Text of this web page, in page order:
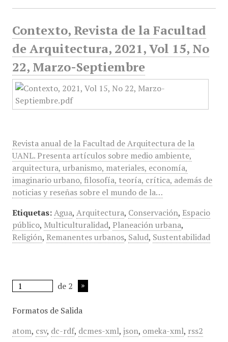
Contexto, Revista de la Facultad
de Arquitectura, 2021, Vol 15, No
22, Marzo-Septiembre
Revista anual de la Facultad de Arquitectura de la
UANL. Presenta artículos sobre medio ambiente,
arquitectura, urbanismo, materiales, economía,
imaginario urbano, filosofía, teoría, crítica, además de
noticias y reseñas sobre el mundo de la…
Etiquetas: Agua, Arquitectura, Conservación, Espacio
público, Multiculturalidad, Planeación urbana,
Religión, Remanentes urbanos, Salud, Sustentabilidad
de 2
Formatos de Salida
atom, csv, dc-rdf, dcmes-xml, json, omeka-xml, rss2